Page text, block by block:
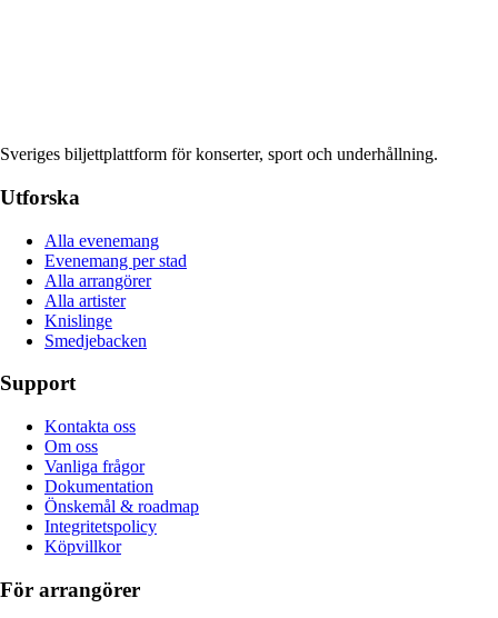
Sveriges biljettplattform för konserter, sport och underhållning.
Utforska
Alla evenemang
Evenemang per stad
Alla arrangörer
Alla artister
Knislinge
Smedjebacken
Support
Kontakta oss
Om oss
Vanliga frågor
Dokumentation
Önskemål & roadmap
Integritetspolicy
Köpvillkor
För arrangörer